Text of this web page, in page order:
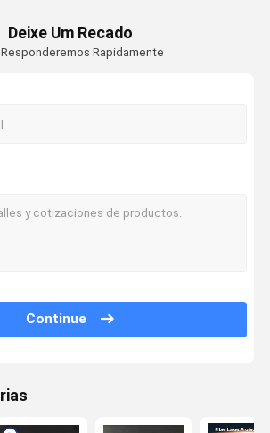
Deixe Um Recado
Rapidamente
Continue